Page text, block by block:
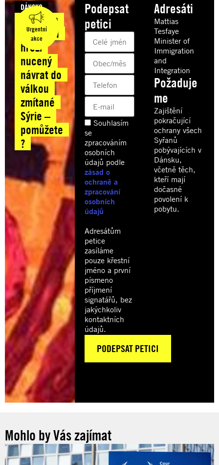
Urgentní
akce
DÁNSKO
Syřanům
v Dánsku
hrozí
nucený
návrat do
válkou
zmítané
Sýrie –
pomůžete
?
Podepsat
petici
Souhlasím
se
zpracováním
osobních
údajů podle
zásad o
ochraně a
zpracování
osobních
údajů
Adresátům
petice
zasíláme
pouze křestní
jméno a první
písmeno
příjmení
signatářů, bez
jakýchkoliv
kontaktních
údajů.
Adresáti
Mattias
Tesfaye
Minister of
Immigration
and
Integration
Požaduje
me
Zajištění
pokračující
ochrany všech
Syřanů
pobývajících v
Dánsku,
včetně těch,
kteří mají
dočasné
povolení k
pobytu.
Mohlo by Vás zajímat